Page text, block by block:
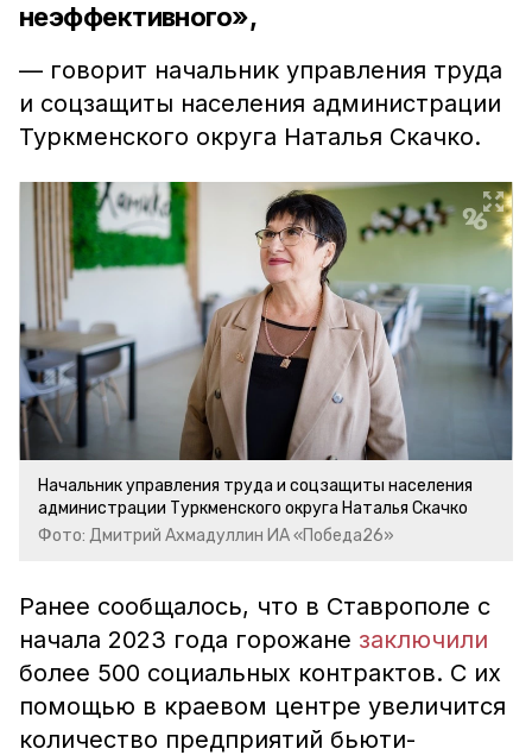
неэффективного»,
— говорит начальник управления труда
и соцзащиты населения администрации
Туркменского округа Наталья Скачко.
Начальник управления труда и соцзащиты населения
администрации Туркменского округа Наталья Скачко
Фото: Дмитрий Ахмадуллин ИА «Победа26»
Ранее сообщалось, что в Ставрополе с
начала 2023 года горожане заключили
более 500 социальных контрактов. С их
помощью в краевом центре увеличится
количество предприятий бьюти-